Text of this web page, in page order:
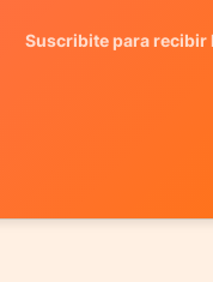
Suscribite para recibir